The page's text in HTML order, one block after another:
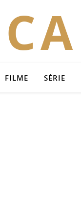
FILME SÉRIE